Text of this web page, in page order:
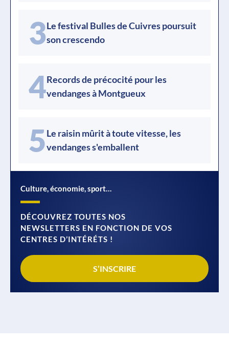
3Le festival Bulles de Cuivres poursuit
son crescendo
4Records de précocité pour les
vendanges à Montgueux
5Le raisin mûrit à toute vitesse, les
vendanges s'emballent
Culture, économie, sport…
DÉCOUVREZ TOUTES NOS
NEWSLETTERS EN FONCTION DE VOS
CENTRES D’INTÉRÉTS !
S’INSCRIRE